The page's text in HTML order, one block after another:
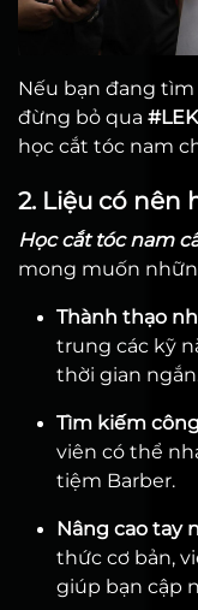
Nếu bạn đang
đừng bỏ qua #LEK
học cắt tóc nam
2. Liệu có nên
Học cắt tóc nam
mong muốn
Thành thạo
trung các kỹ
thời gian
Tìm kiếm
viên có thể
tiệm Barber.
Nâng cao tay
thức cơ bản,
giúp bạn cập